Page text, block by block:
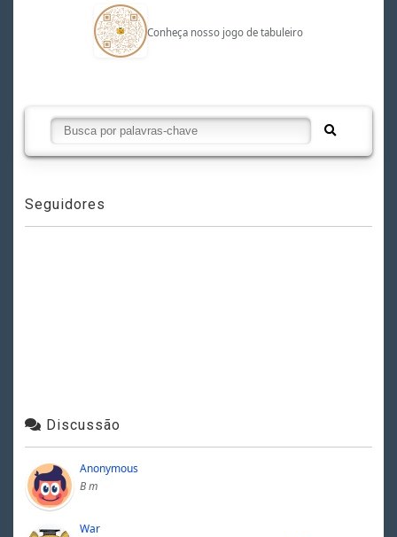
Conheça nosso jogo de tabuleiro
Seguidores
Discussão
Anonymous
B m
War